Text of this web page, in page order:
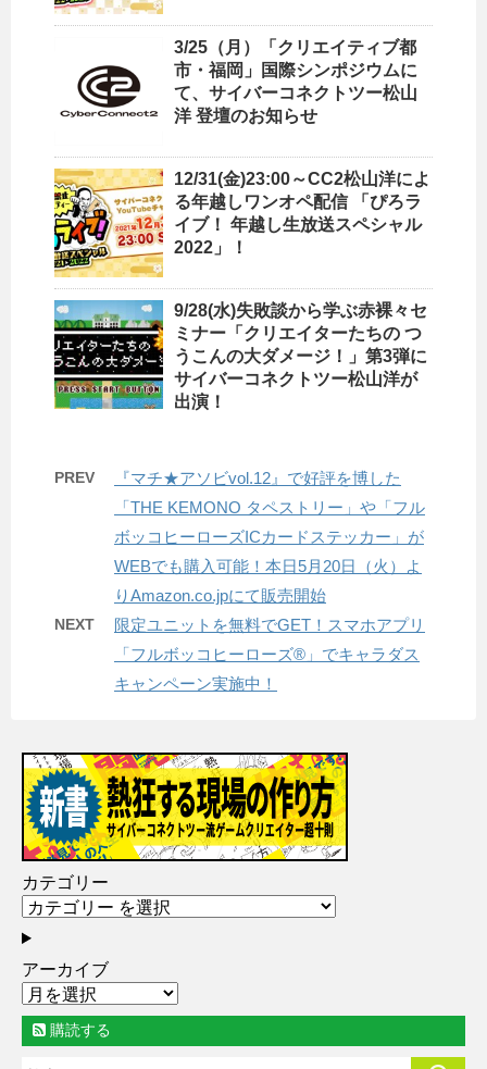
3/25（月）「クリエイティブ都
市・福岡」国際シンポジウムに
て、サイバーコネクトツー松山
洋 登壇のお知らせ
12/31(金)23:00～CC2松山洋によ
る年越しワンオペ配信 「ぴろラ
イブ！ 年越し生放送スペシャル
2022」！
9/28(水)失敗談から学ぶ赤裸々セ
ミナー「クリエイターたちの つ
うこんの大ダメージ！」第3弾に
サイバーコネクトツー松山洋が
出演！
PREV
『マチ★アソビvol.12』で好評を博した
「THE KEMONO タペストリー」や「フル
ボッコヒーローズICカードステッカー」が
WEBでも購入可能！本日5月20日（火）よ
りAmazon.co.jpにて販売開始
NEXT
限定ユニットを無料でGET！スマホアプリ
「フルボッコヒーローズ®」でキャラダス
キャンペーン実施中！
カテゴリー
アーカイブ
購読する